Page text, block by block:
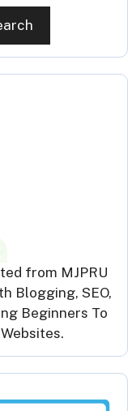
from MJPRU
Blogging, SEO,
Beginners To